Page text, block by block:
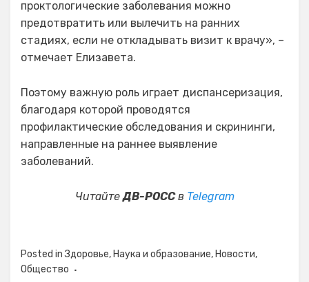
проктологические заболевания можно
предотвратить или вылечить на ранних
стадиях, если не откладывать визит к врачу», –
отмечает Елизавета.
Поэтому важную роль играет диспансеризация,
благодаря которой проводятся
профилактические обследования и скрининги,
направленные на раннее выявление
заболеваний.
ЧитайтеДВ-РОССв Telegram
Posted inЗдоровье, Наука и образование, Новости,
Общество